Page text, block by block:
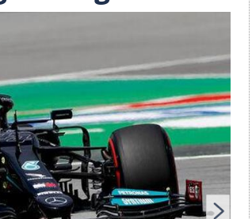
abgeschlagen